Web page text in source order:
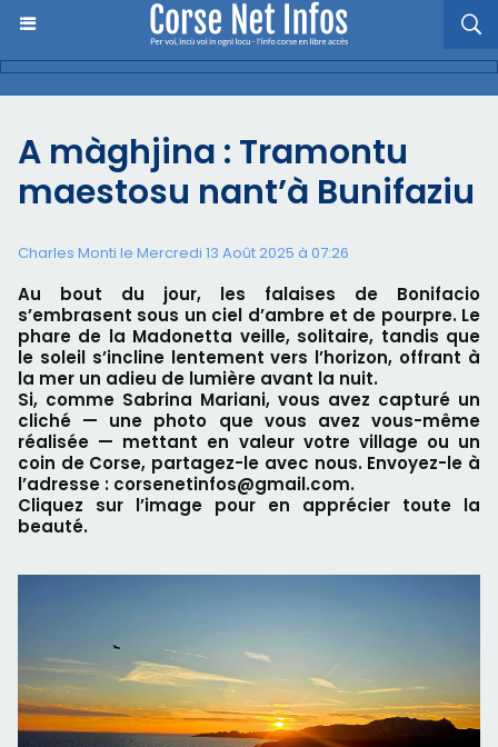
A màghjina : Tramontu
maestosu nant’à Bunifaziu
Charles Monti le Mercredi 13 Août 2025 à 07:26
Au bout du jour, les falaises de Bonifacio
s’embrasent sous un ciel d’ambre et de pourpre. Le
phare de la Madonetta veille, solitaire, tandis que
le soleil s’incline lentement vers l’horizon, offrant à
la mer un adieu de lumière avant la nuit.
Si, comme Sabrina Mariani, vous avez capturé un
cliché — une photo que vous avez vous-même
réalisée — mettant en valeur votre village ou un
coin de Corse, partagez-le avec nous. Envoyez-le à
l’adresse : corsenetinfos@gmail.com.
Cliquez sur l’image pour en apprécier toute la
beauté.